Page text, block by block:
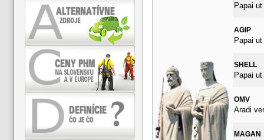
Papai ut
AGIP
Papai ut
SHELL
Papai ut
OMV
Aradi
MAGAN